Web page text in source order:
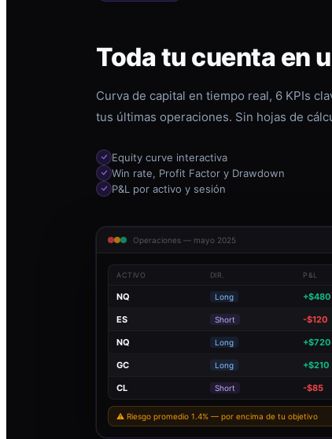
Toda tu cuenta en
Curva de capital en tiempo real, 6 KPIs
tus últimas operaciones. Sin hojas de
Equity curve interactiva
Win rate, Profit Factor y Drawdown
P&L por activo y sesión
Operaciones — mayo 2025
ACTIVO DIR. P&L
NQ Long +$480
ES Short -$120
NQ Long +$720
GC Long +$210
CL Short -$85
⚠ Riesgo promedio 1.4% — por encima de tu objetivo